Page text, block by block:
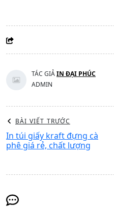
TÁC GIẢIN ĐẠI PHÚC
ADMIN
BÀI VIẾT TRƯỚC
In túi giấy kraft đựng cà
phê giá rẻ, chất lượng